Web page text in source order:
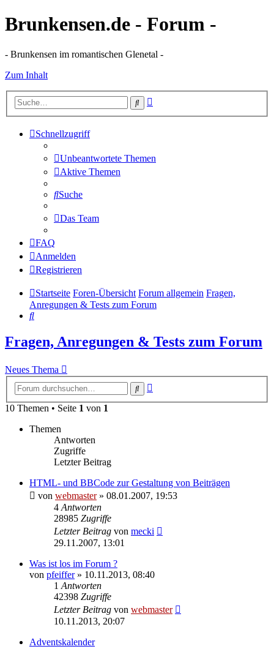
Brunkensen.de - Forum -
- Brunkensen im romantischen Glenetal -
Zum Inhalt
Suche
Schnellzugriff
Unbeantwortete Themen
Aktive Themen
Suche
Das Team
FAQ
Anmelden
Registrieren
Startseite Foren-Übersicht Forum allgemein Fragen,
Anregungen & Tests zum Forum
Suche
Fragen, Anregungen & Tests zum Forum
Neues Thema
Suche
10 Themen • Seite 1 von 1
Themen
Antworten
Zugriffe
Letzter Beitrag
HTML- und BBCode zur Gestaltung von Beiträgen
von webmaster» 08.01.2007, 19:53
4 Antworten
28985 Zugriffe
Letzter Beitrag von mecki
29.11.2007, 13:01
Was ist los im Forum ?
von pfeiffer» 10.11.2013, 08:40
1 Antworten
42398 Zugriffe
Letzter Beitrag von webmaster
10.11.2013, 20:07
Adventskalender